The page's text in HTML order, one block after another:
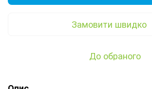
Замовити швидко
До обраного